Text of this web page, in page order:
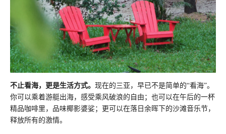
不止看海，更是生活方式。 现在的三亚，早已不是简单的“看海”。
你可以乘着游艇出海，感受乘风破浪的自由；也可以在午后的一杯
精品咖啡里，品味椰影婆娑；更可以在落日余晖下的沙滩音乐节，
释放所有的激情。